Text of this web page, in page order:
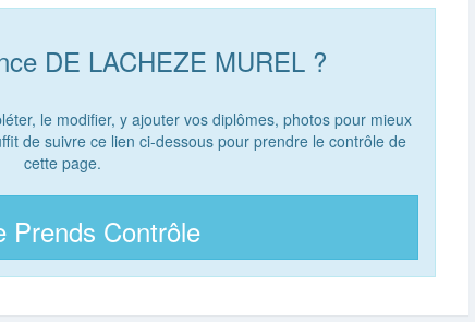
DE LACHEZE MUREL ?
le modifier, y ajouter vos diplômes, photos pour mieux
de suivre ce lien ci-dessous pour prendre le contrôle de
cette page.
Prends Contrôle